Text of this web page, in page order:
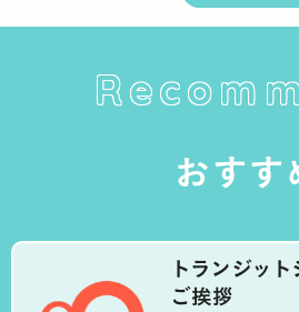
おすす
トランジッ
ご挨拶